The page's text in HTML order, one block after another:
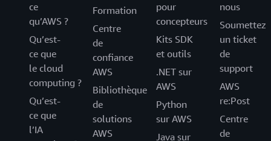
ce
qu’AWS ?
Qu’est-
ce que
le cloud
computing ?
Qu’est-
ce que
l’IA
Formation
Centre
de
confiance
AWS
Bibliothèque
de
solutions
AWS
pour
concepteurs
Kits SDK
et outils
.NET sur
AWS
Python
sur AWS
Java sur
nous
Soumettez
un ticket
de
support
AWS
re:Post
Centre
de